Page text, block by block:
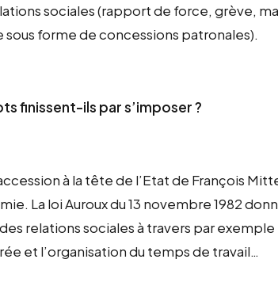
sociales (rapport de force, grève,
sous forme de concessions patronales).
finissent-ils par s’imposer ?
à la tête de l’Etat de François
La loi Auroux du 13 novembre 1982
relations sociales à travers par
et l’organisation du temps de travail…